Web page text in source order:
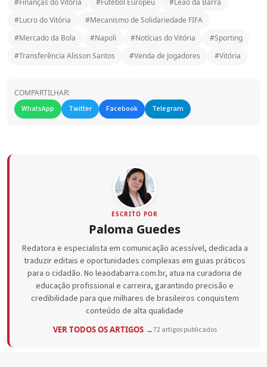
#Finanças do Vitória #Futebol Europeu
#Leão da Barra
#Lucro do Vitória
#Mecanismo de Solidariedade FIFA
#Mercado da Bola
#Napoli #Notícias do Vitória
#Sporting
#Transferência Alisson Santos
#Venda de Jogadores #Vitória
COMPARTILHAR:
WhatsApp
Twitter Facebook Telegram
ESCRITO POR
Paloma Guedes
Redatora e especialista em comunicação acessível, dedicada a
traduzir editais e oportunidades complexas em guias práticos
para o cidadão. No leaodabarra.com.br, atua na curadoria de
educação profissional e carreira, garantindo precisão e
credibilidade para que milhares de brasileiros conquistem
conteúdo de alta qualidade
VER TODOS OS ARTIGOS →72 artigos publicados